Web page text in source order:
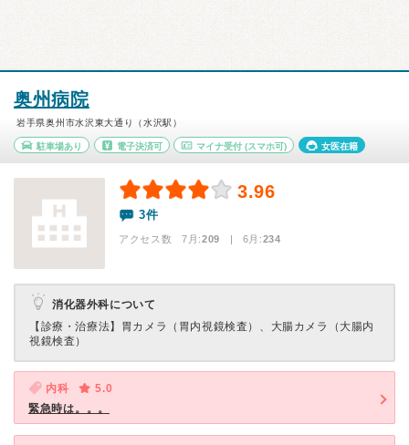
奥州病院
岩手県奥州市水沢東大通り（水沢駅）
駐車場あり 電子決済可 マイナ受付 (スマホ可) 女医在籍
3.96
3件
アクセス数 7月:209 | 6月:234
消化器外科について
【診療・治療法】 胃カメラ（胃内視鏡検査）、大腸カメラ（大腸内
視鏡検査）
内科
5.0
緊急時は。。。